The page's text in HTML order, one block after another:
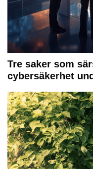
Tre saker som
cybersäkerhet